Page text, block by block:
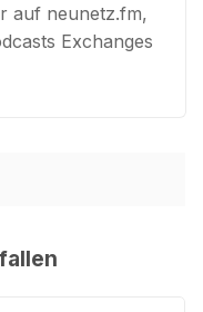
auf neunetz.fm,
Exchanges